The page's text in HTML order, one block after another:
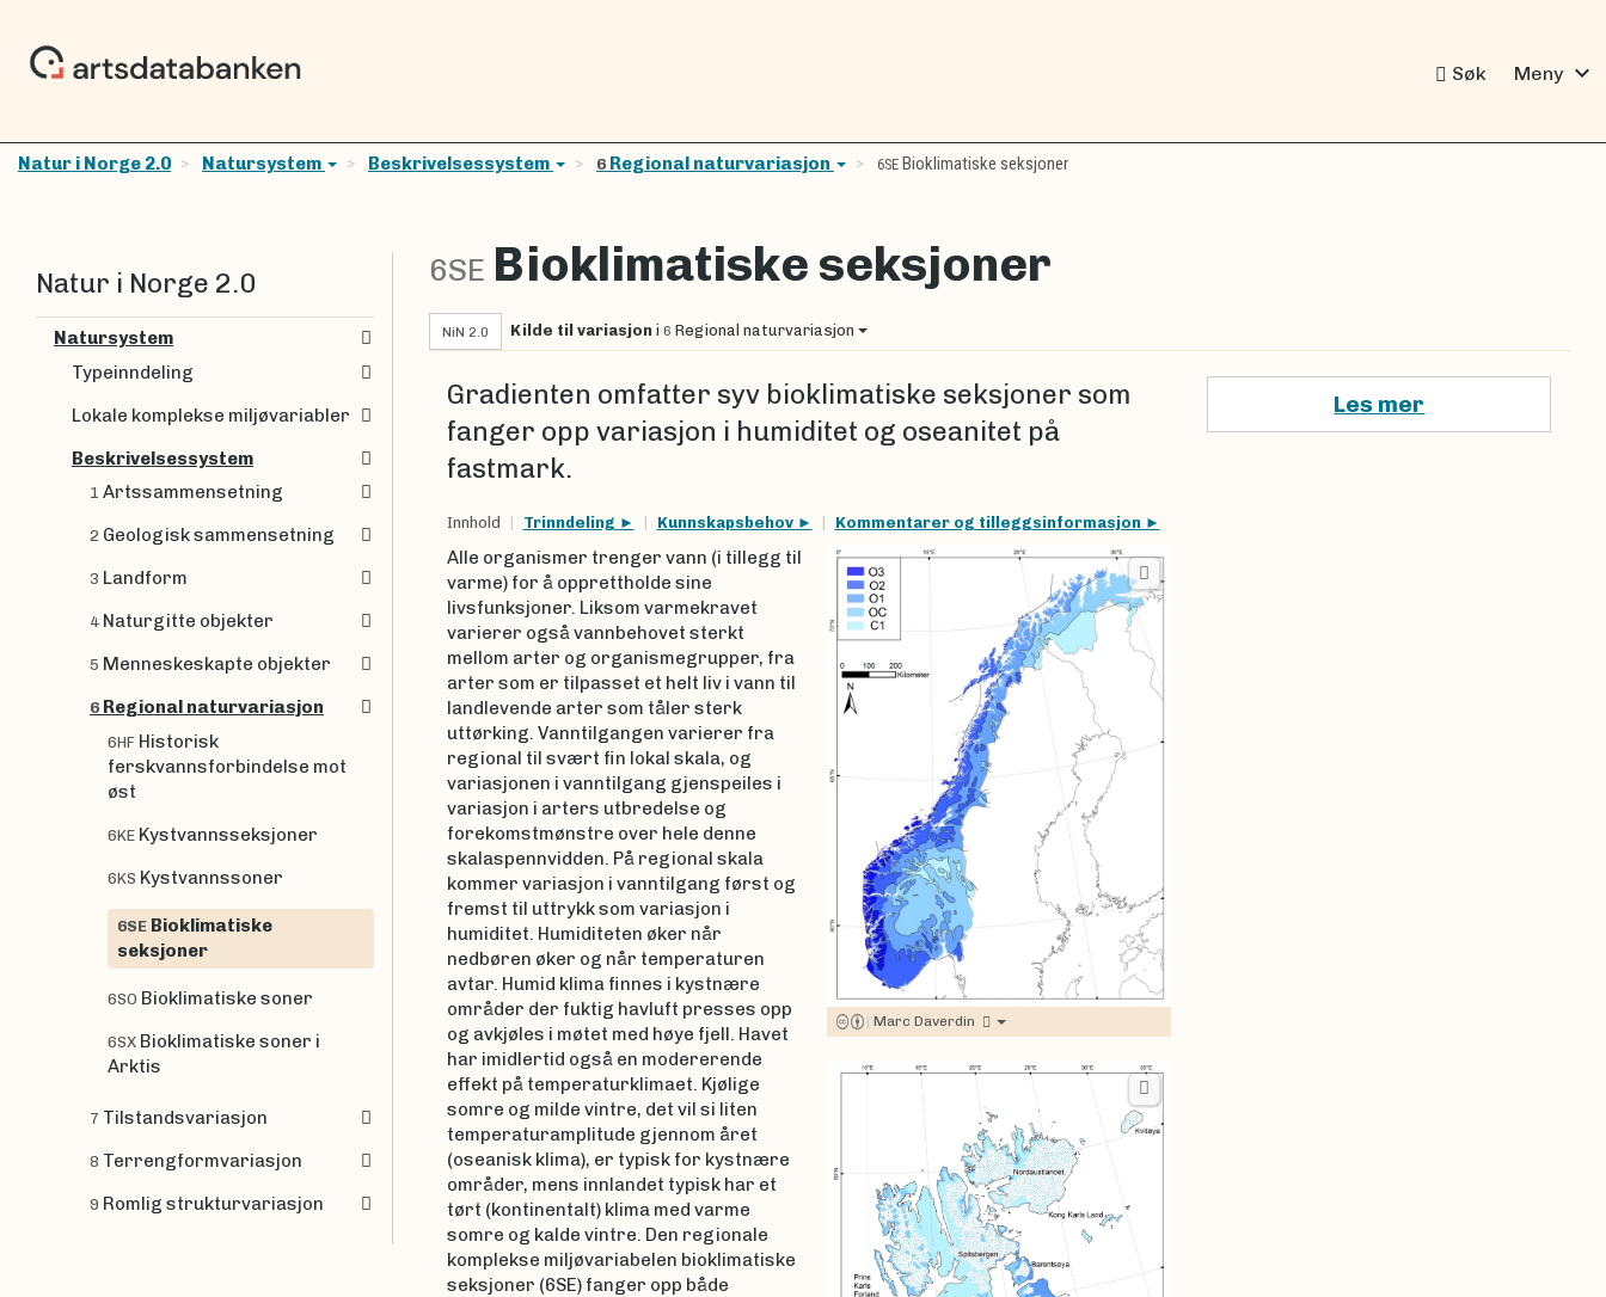
Søk Meny expand_more
Natur i Norge 2.0 Natursystem Beskrivelsessystem 6 Regional naturvariasjon 6SE Bioklimatiske seksjoner
6SE Bioklimatiske seksjoner
NiN 2.0 Kilde til variasjon i 6 Regional naturvariasjon
Gradienten omfatter syv bioklimatiske seksjoner som
fanger opp variasjon i humiditet og oseanitet på
fastmark.
Innhold Trinndeling Kunnskapsbehov Kommentarer og tilleggsinformasjon
| Marc Daverdin
Alle organismer trenger vann (i tillegg til
varme) for å opprettholde sine
livsfunksjoner. Liksom varmekravet
varierer også vannbehovet sterkt
mellom arter og organismegrupper, fra
arter som er tilpasset et helt liv i vann til
landlevende arter som tåler sterk
uttørking. Vanntilgangen varierer fra
regional til svært fin lokal skala, og
variasjonen i vanntilgang gjenspeiles i
variasjon i arters utbredelse og
forekomstmønstre over hele denne
skalaspennvidden. På regional skala
kommer variasjon i vanntilgang først og
fremst til uttrykk som variasjon i
humiditet. Humiditeten øker når
nedbøren øker og når temperaturen
avtar. Humid klima finnes i kystnære
områder der fuktig havluft presses opp
og avkjøles i møtet med høye fjell. Havet
har imidlertid også en modererende
effekt på temperaturklimaet. Kjølige
somre og milde vintre, det vil si liten
temperaturamplitude gjennom året
(oseanisk klima), er typisk for kystnære
områder, mens innlandet typisk har et
tørt (kontinentalt) klima med varme
somre og kalde vintre. Den regionale
komplekse miljøvariabelen bioklimatiske
seksjoner (6SE) fanger opp både
Les mer
Natur i Norge 2.0
Natursystem
Typeinndeling
Lokale komplekse miljøvariabler
Beskrivelsessystem
1 Artssammensetning
2 Geologisk sammensetning
3 Landform
4 Naturgitte objekter
5 Menneskeskapte objekter
6 Regional naturvariasjon
6HF Historisk
ferskvannsforbindelse mot
øst
6KE Kystvannsseksjoner
6KS Kystvannssoner
6SE Bioklimatiske
seksjoner
6SO Bioklimatiske soner
6SX Bioklimatiske soner i
Arktis
7 Tilstandsvariasjon
8 Terrengformvariasjon
9 Romlig strukturvariasjon